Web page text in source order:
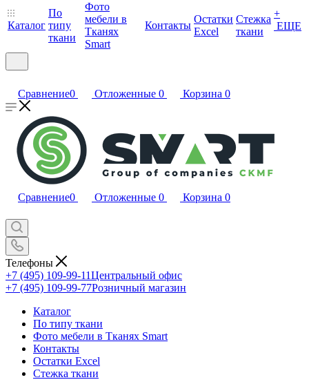
Каталог
По
типу
ткани
Фото
мебели в
Тканях
Smart
Контакты
Остатки
Excel
Стежка
ткани
+
ЕЩЕ
Сравнение0 Отложенные 0 Корзина 0
Сравнение0 Отложенные 0 Корзина 0
Телефоны
+7 (495) 109-99-11Центральный офис
+7 (495) 109-99-77Розничный магазин
Каталог
По типу ткани
Фото мебели в Тканях Smart
Контакты
Остатки Excel
Стежка ткани